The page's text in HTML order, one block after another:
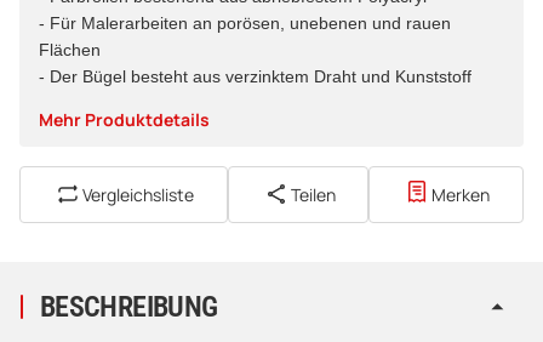
- Für Malerarbeiten an porösen, unebenen und rauen
Flächen
- Der Bügel besteht aus verzinktem Draht und Kunststoff
Mehr Produktdetails
Vergleichsliste Teilen Merken
BESCHREIBUNG